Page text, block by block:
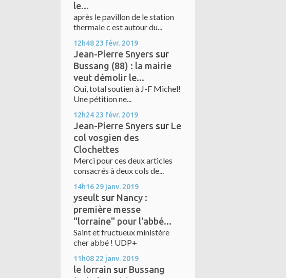
le...
après le pavillon de le station
thermale c est autour du...
12h48 23 févr. 2019
Jean-Pierre Snyers sur
Bussang (88) : la mairie
veut démolir le...
Oui, total soutien à J-F Michel!
Une pétition ne...
12h24 23 févr. 2019
Jean-Pierre Snyers sur Le
col vosgien des
Clochettes
Merci pour ces deux articles
consacrés à deux cols de...
14h16 29 janv. 2019
yseult sur Nancy :
première messe
"lorraine" pour l'abbé...
Saint et fructueux ministère
cher abbé ! UDP+
11h08 22 janv. 2019
le lorrain sur Bussang